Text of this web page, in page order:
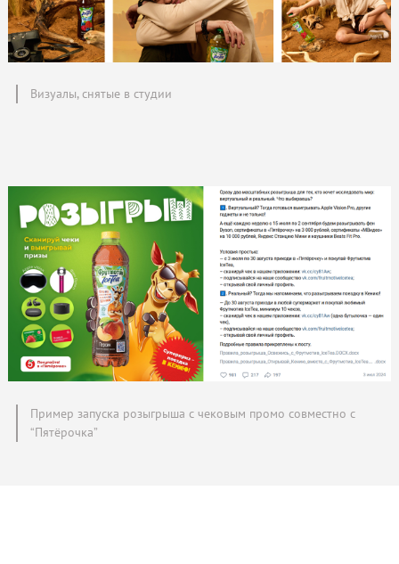
Визуалы, снятые в студии
Пример запуска розыгрыша с чековым промо совместно с
“Пятёрочка”